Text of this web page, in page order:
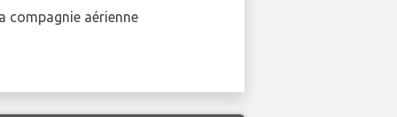
compagnie aérienne